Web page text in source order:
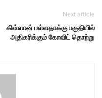
Next article
கிள்ளான் பள்ளதாக்கு பகுதியில்
அதிகரிக்கும் கோவிட் தொற்று